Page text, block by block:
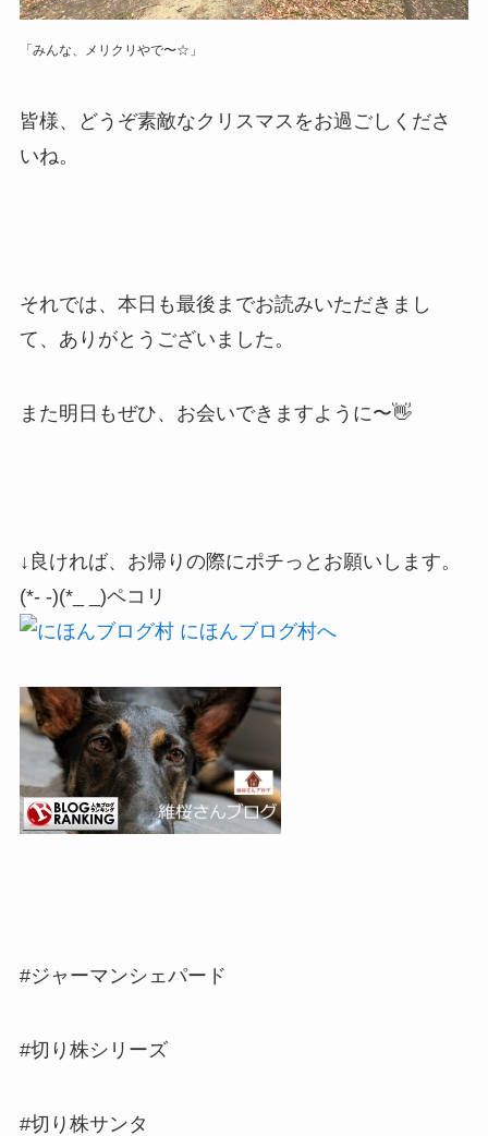
「みんな、メリクリやで〜☆」
皆様、どうぞ素敵なクリスマスをお過ごしくださ
いね。
それでは、本日も最後までお読みいただきまし
て、ありがとうございました。
また明日もぜひ、お会いできますように〜👋
↓良ければ、お帰りの際にポチっとお願いします。
(*- -)(*_ _)ペコリ
#ジャーマンシェパード
#切り株シリーズ
#切り株サンタ